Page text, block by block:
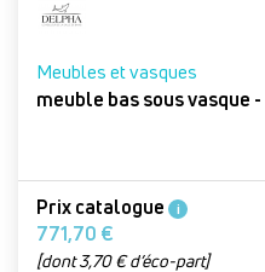
Meubles et vasques
Prix catalogue i
771,70 €
[dont 3,70 € d’éco-part]